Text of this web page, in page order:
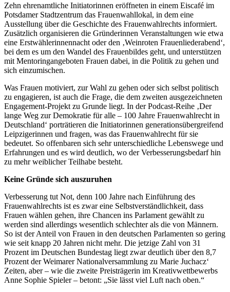
Zehn ehrenamtliche Initiatorinnen eröffneten in einem Eiscafé im
Potsdamer Stadtzentrum das Frauenwahllokal, in dem eine
Ausstellung über die Geschichte des Frauenwahlrechts informiert.
Zusätzlich organisieren die Gründerinnen Veranstaltungen wie etwa
eine Erstwählerinnennacht oder den ‚Weinroten Frauenliederabend‘,
bei dem es um den Wandel des Frauenbildes geht, und unterstützen
mit Mentoringangeboten Frauen dabei, in die Politik zu gehen und
sich einzumischen.
Was Frauen motiviert, zur Wahl zu gehen oder sich selbst politisch
zu engagieren, ist auch die Frage, die dem zweiten ausgezeichneten
Engagement-Projekt zu Grunde liegt. In der Podcast-Reihe ‚Der
lange Weg zur Demokratie für alle – 100 Jahre Frauenwahlrecht in
Deutschland‘ porträtieren die Initiatorinnen generationsübergreifend
Leipzigerinnen und fragen, was das Frauenwahlrecht für sie
bedeutet. So offenbaren sich sehr unterschiedliche Lebenswege und
Erfahrungen und es wird deutlich, wo der Verbesserungsbedarf hin
zu mehr weiblicher Teilhabe besteht.
Keine Gründe sich auszuruhen
Verbesserung tut Not, denn 100 Jahre nach Einführung des
Frauenwahlrechts ist es zwar eine Selbstverständlichkeit, dass
Frauen wählen gehen, ihre Chancen ins Parlament gewählt zu
werden sind allerdings wesentlich schlechter als die von Männern.
So ist der Anteil von Frauen in den deutschen Parlamenten so gering
wie seit knapp 20 Jahren nicht mehr. Die jetzige Zahl von 31
Prozent im Deutschen Bundestag liegt zwar deutlich über den 8,7
Prozent der Weimarer Nationalversammlung zu Marie Juchacz‘
Zeiten, aber – wie die zweite Preisträgerin im Kreativwettbewerbs
Anne Sophie Spieler – betont: „Sie lässt viel Luft nach oben.“